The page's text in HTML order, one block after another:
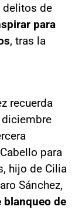
delitos de
para
, tras la
recuerda
para
hijo de Cilia
Sánchez,
de